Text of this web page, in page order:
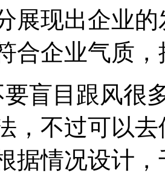
展现出企业
合企业气质
盲目跟风很
，不过可以
据情况设计